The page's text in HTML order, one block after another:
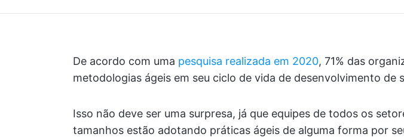
De acordo com uma pesquisa realizada em 2020, 71% das
metodologias ágeis em seu ciclo de vida de desenvolvimento de
Isso não deve ser uma surpresa, já que equipes de todos os
tamanhos estão adotando práticas ágeis de alguma forma por